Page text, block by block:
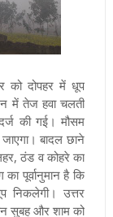
को दोपहर में धूप
में तेज हवा चलती
की गई। मौसम
बादल छाने
ठंड व कोहरे का
का पूर्वानुमान है कि
निकलेगी। उत्तर
सुबह और शाम को